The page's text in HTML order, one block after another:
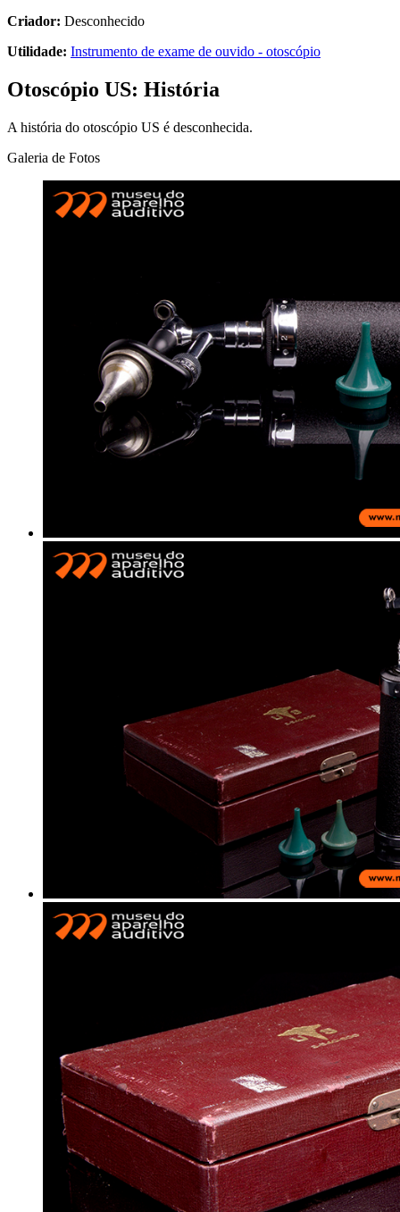
Criador: Desconhecido
Utilidade: Instrumento de exame de ouvido - otoscópio
Otoscópio US: História
A história do otoscópio US é desconhecida.
Galeria de Fotos